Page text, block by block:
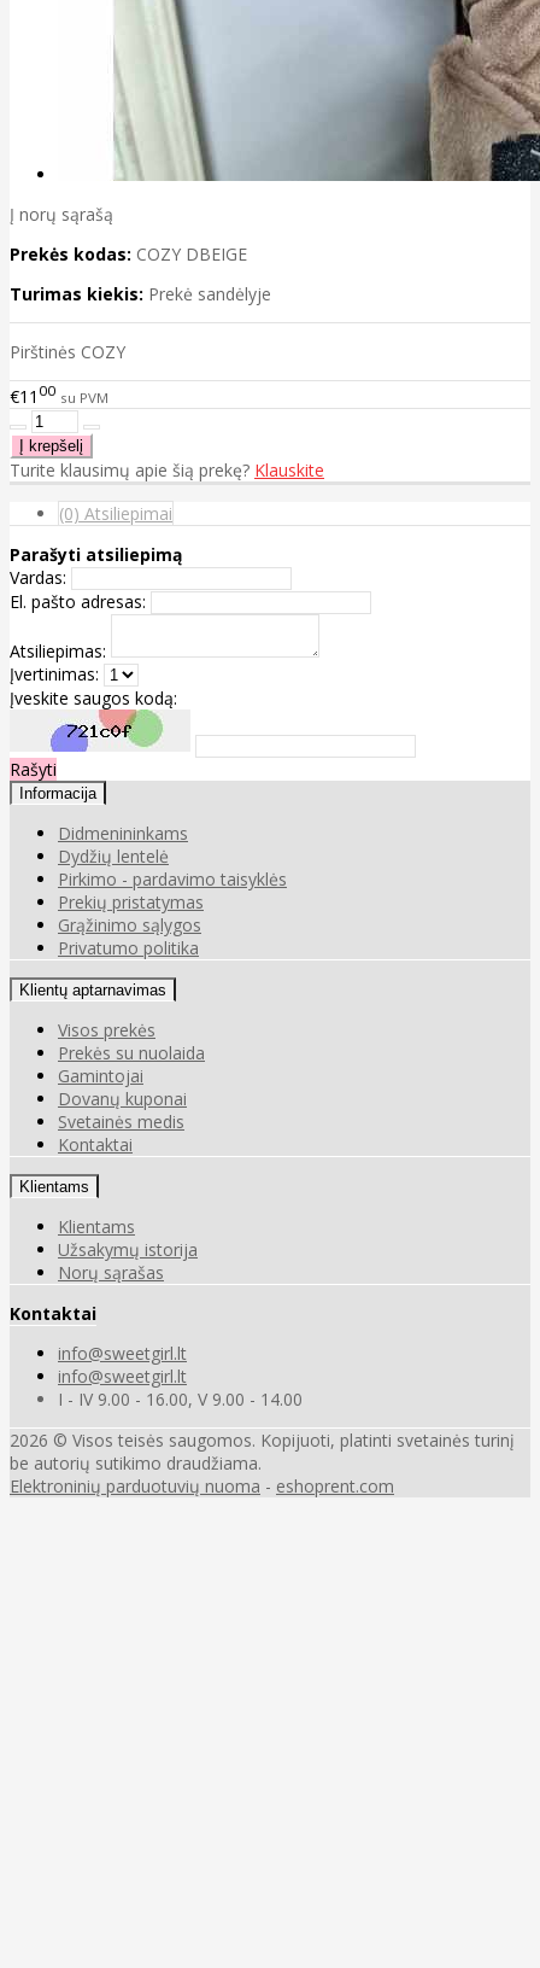
Į norų sąrašą
Prekės kodas: COZY DBEIGE
Turimas kiekis: Prekė sandėlyje
Pirštinės COZY
€11 00 su PVM
Turite klausimų apie šią prekę? Klauskite
(0) Atsiliepimai
Parašyti atsiliepimą
Vardas:
El. pašto adresas:
Atsiliepimas:
Įvertinimas:
Įveskite saugos kodą:
Rašyti
Informacija
Didmenininkams
Dydžių lentelė
Pirkimo - pardavimo taisyklės
Prekių pristatymas
Grąžinimo sąlygos
Privatumo politika
Klientų aptarnavimas
Visos prekės
Prekės su nuolaida
Gamintojai
Dovanų kuponai
Svetainės medis
Kontaktai
Klientams
Klientams
Užsakymų istorija
Norų sąrašas
Kontaktai
info@sweetgirl.lt
info@sweetgirl.lt
I - IV 9.00 - 16.00, V 9.00 - 14.00
2026 © Visos teisės saugomos. Kopijuoti, platinti svetainės turinį
be autorių sutikimo draudžiama.
Elektroninių parduotuvių nuoma - eshoprent.com